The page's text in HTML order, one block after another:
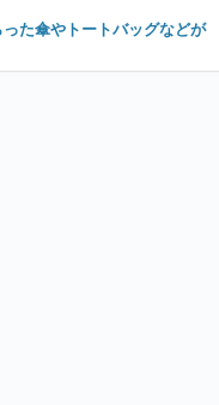
た傘やトートバッグなどが